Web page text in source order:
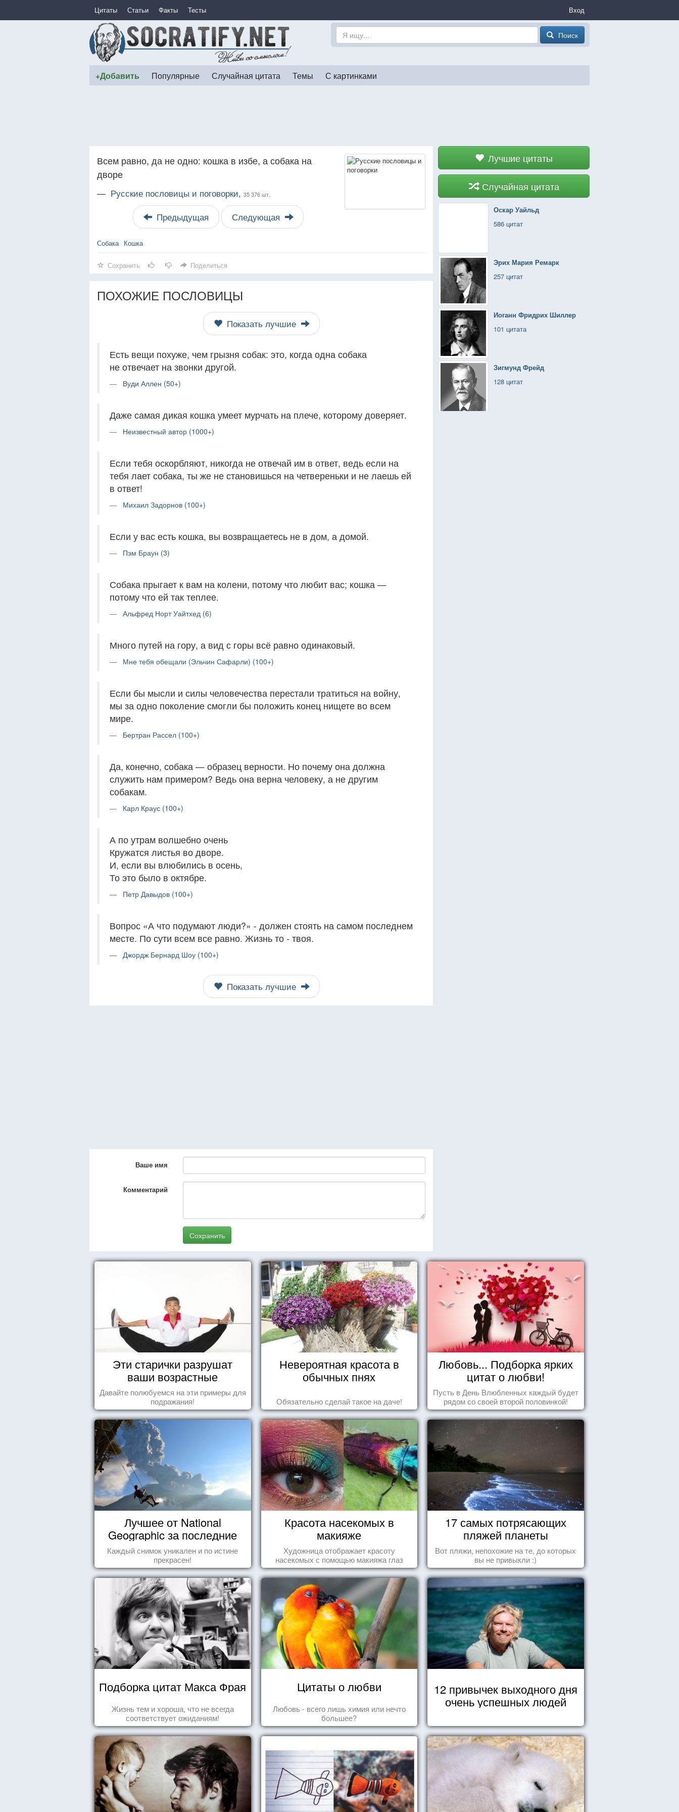
Цитаты Статьи Факты Тесты Вход
Поиск
+Добавить Популярные Случайная цитата Темы С картинками
Лучшие цитаты
Случайная цитата
Оскар Уайльд
586 цитат
Эрих Мария Ремарк
257 цитат
Иоганн Фридрих Шиллер
101 цитата
Зигмунд Фрейд
128 цитат
Всем равно, да не одно: кошка в избе, а собака на
дворе
— Русские пословицы и поговорки, 35 376 шт.
Предыдущая Следующая
Собака Кошка
Сохранить Поделиться
ПОХОЖИЕ ПОСЛОВИЦЫ
Показать лучшие
Есть вещи похуже, чем грызня собак: это, когда одна собака
не отвечает на звонки другой.
Вуди Аллен (50+)
Даже самая дикая кошка умеет мурчать на плече, которому доверяет.
Неизвестный автор (1000+)
Если тебя оскорбляют, никогда не отвечай им в ответ, ведь если на
тебя лает собака, ты же не становишься на четвереньки и не лаешь ей
в ответ!
Михаил Задорнов (100+)
Если у вас есть кошка, вы возвращаетесь не в дом, а домой.
Пэм Браун (3)
Собака прыгает к вам на колени, потому что любит вас; кошка —
потому что ей так теплее.
Альфред Норт Уайтхед (6)
Много путей на гору, а вид с горы всё равно одинаковый.
Мне тебя обещали (Эльчин Сафарли) (100+)
Если бы мысли и силы человечества перестали тратиться на войну,
мы за одно поколение смогли бы положить конец нищете во всем
мире.
Бертран Рассел (100+)
Да, конечно, собака — образец верности. Но почему она должна
служить нам примером? Ведь она верна человеку, а не другим
собакам.
Карл Краус (100+)
А по утрам волшебно очень
Кружатся листья во дворе.
И, если вы влюбились в осень,
То это было в октябре.
Петр Давыдов (100+)
Вопрос «А что подумают люди?» - должен стоять на самом последнем
месте. По сути всем все равно. Жизнь то - твоя.
Джордж Бернард Шоу (100+)
Показать лучшие
Ваше имя
Комментарий
Сохранить
Эти старички разрушат
ваши возрастные
стереотипы
Давайте полюбуемся на эти примеры для
подражания!
Невероятная красота в
обычных пнях
Обязательно сделай такое на даче!
Любовь... Подборка ярких
цитат о любви!
Пусть в День Влюбленных каждый будет
рядом со своей второй половинкой!
Лучшее от National
Geographic за последние
пару лет
Каждый снимок уникален и по истине
прекрасен!
Красота насекомых в
макияже
Художница отображает красоту
насекомых с помощью макияжа глаз
17 самых потрясающих
пляжей планеты
Вот пляжи, непохожие на те, до которых
вы не привыкли :)
Подборка цитат Макса Фрая
Жизнь тем и хороша, что не всегда
соответствует ожиданиям!
Цитаты о любви
Любовь - всего лишь химия или нечто
большее?
12 привычек выходного дня
очень успешных людей